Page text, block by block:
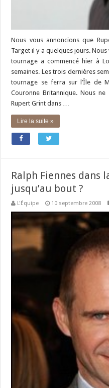
Nous vous annoncions que
Target il y a quelques jours.
tournage a commencé hier à
semaines. Les trois dernières
tournage se ferra sur l’Île de
Couronne Britannique. Nous
Rupert Grint dans …
Lire la suite »
Ralph Fiennes dans
jusqu’au bout ?
L'Équipe 10 septembre 2008